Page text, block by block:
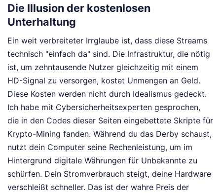
Die Illusion der kostenlosen
Unterhaltung
Ein weit verbreiteter Irrglaube ist, dass diese Streams
technisch "einfach da" sind. Die Infrastruktur, die nötig
ist, um zehntausende Nutzer gleichzeitig mit einem
HD-Signal zu versorgen, kostet Unmengen an Geld.
Diese Kosten werden nicht durch Idealismus gedeckt.
Ich habe mit Cybersicherheitsexperten gesprochen,
die in den Codes dieser Seiten eingebettete Skripte für
Krypto-Mining fanden. Während du das Derby schaust,
nutzt dein Computer seine Rechenleistung, um im
Hintergrund digitale Währungen für Unbekannte zu
schürfen. Dein Stromverbrauch steigt, deine Hardware
verschleißt schneller. Das ist der wahre Preis der